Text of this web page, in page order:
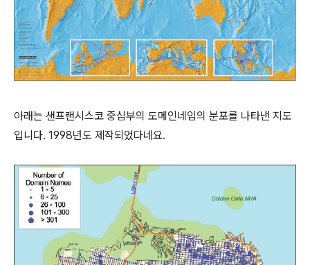
아래는 샌프랜시스코 중심부의 도메인네임의 분포를 나타낸 지도
입니다. 1998년도 제작되었다네요.